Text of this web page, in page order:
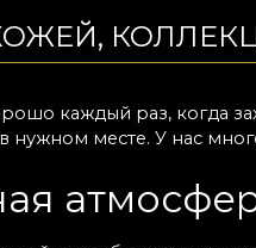
каждый раз,
в нужном месте. У нас